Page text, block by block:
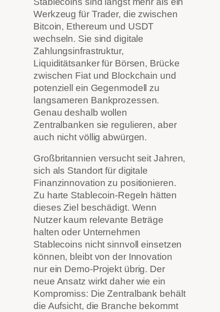
Werkzeug für Trader, die zwischen
Bitcoin, Ethereum und USDT
wechseln. Sie sind digitale
Zahlungsinfrastruktur,
Liquiditätsanker für Börsen, Brücke
zwischen Fiat und Blockchain und
potenziell ein Gegenmodell zu
langsameren Bankprozessen.
Genau deshalb wollen
Zentralbanken sie regulieren, aber
auch nicht völlig abwürgen.
Großbritannien versucht seit Jahren,
sich als Standort für digitale
Finanzinnovation zu positionieren.
Zu harte Stablecoin-Regeln hätten
dieses Ziel beschädigt. Wenn
Nutzer kaum relevante Beträge
halten oder Unternehmen
Stablecoins nicht sinnvoll einsetzen
können, bleibt von der Innovation
nur ein Demo-Projekt übrig. Der
neue Ansatz wirkt daher wie ein
Kompromiss: Die Zentralbank behält
die Aufsicht, die Branche bekommt